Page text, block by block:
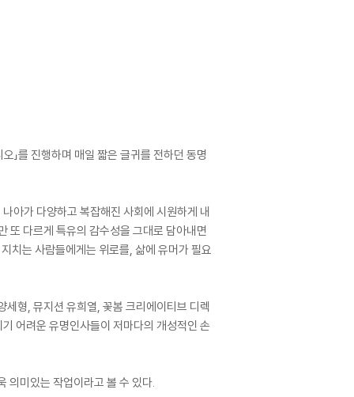
를 진행하며 매일 짧은 글귀를 전하던 동명
아가 다양하고 복잡해진 사회에 시원하게 내
또 다르게 특유의 감수성을 그대로 담아내면
치는 사람들에게는 위로를, 삶에 유머가 필요
세형, 뮤지션 유희열, 꽃봄 크리에이티브 디렉
어려운 유명인사들이 저마다의 개성적인 손
의미있는 작업이라고 볼 수 있다.